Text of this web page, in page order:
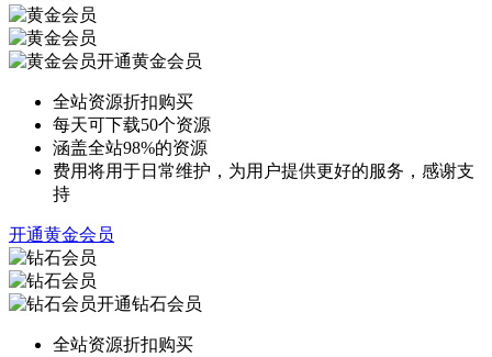
开通黄金会员
全站资源折扣购买
每天可下载50个资源
涵盖全站98%的资源
费用将用于日常维护，为用户提供更好的服务，感谢支
持
开通黄金会员
开通钻石会员
全站资源折扣购买